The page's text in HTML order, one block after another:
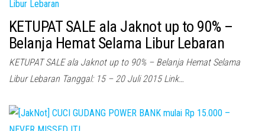
KETUPAT SALE ala Jaknot up to 90% –
Belanja Hemat Selama Libur Lebaran
KETUPAT SALE ala Jaknot up to 90% – Belanja Hemat Selama
Libur Lebaran Tanggal: 15 – 20 Juli 2015 Link…